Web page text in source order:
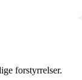
forstyrrelser.